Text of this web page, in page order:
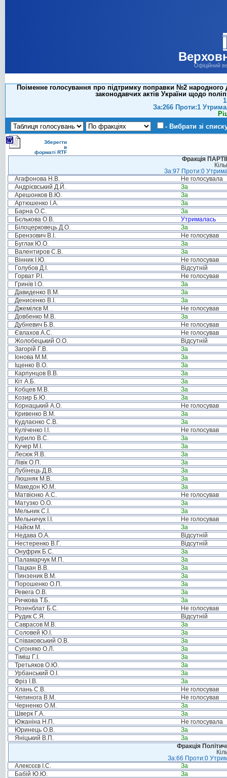
Офіційний
Поіменне голосування про підтримку поправки №2
законодавчих актів України щодо
За:266 Проти:1
- Вибрати зі
Зберегти
в
форматі RTF
Фракція
За:97 Проти:0
Агафонова Н.В.
Не голосувала
Андрієвський Д.Й.
За
Арешонков В.Ю.
За
Артюшенко І.А.
За
Барна О.С.
За
Бєлькова О.В.
Утрималась
Білоцерковець Д.О.
За
Брензович В.І.
Не голосував
Буглак Ю.О.
За
Валентиров С.В.
За
Вінник І.Ю.
Не голосував
Голубов Д.І.
Відсутній
Горват Р.І.
Не голосував
Гринів І.О.
За
Давиденко В.М.
За
Денисенко В.І.
За
Джемілєв М. .
Не голосував
Довбенко М.В.
За
Дубневич Б.В.
Не голосував
Євлахов А.С.
Не голосував
Жолобецький О.О.
Відсутній
Загорій Г.В.
За
Іонова М.М.
За
Іщенко В.О.
За
Карпунцов В.В.
За
Кіт А.Б.
За
Кобцев М.В.
За
Козир Б.Ю.
За
Корнацький А.О.
Не голосував
Кривенко В.М.
За
Кудлаєнко С.В.
За
Куліченко І.І.
Не голосував
Курило В.С.
За
Кучер М.І.
За
Лесюк Я.В.
За
Лівік О.П.
За
Лубінець Д.В.
За
Люшняк М.В.
За
Македон Ю.М.
За
Матвієнко А.С.
Не голосував
Матузко О.О.
За
Мельник С.І.
За
Мельничук І.І.
Не голосував
Найєм М. .
За
Недава О.А.
Відсутній
Нестеренко В.Г.
Відсутній
Онуфрик Б.С.
За
Паламарчук М.П.
За
Пацкан В.В.
За
Пинзеник В.М.
За
Порошенко О.П.
За
Ревега О.В.
За
Ричкова Т.Б.
За
Розенблат Б.С.
Не голосував
Рудик С.Я.
Відсутній
Саврасов М.В.
За
Соловей Ю.І.
За
Співаковський О.В.
За
Сугоняко О.Л.
За
Тіміш Г.І.
За
Третьяков О.Ю.
За
Урбанський О.І.
За
Фріз І.В.
За
Хлань С.В.
Не голосував
Чепинога В.М.
Не голосував
Черненко О.М.
За
Шверк Г.А.
За
Южаніна Н.П.
Не голосувала
Юринець О.В.
За
Яніцький В.П.
За
Фракція
За:66 Проти:0
Алексєєв І.С.
За
Бабій Ю.Ю.
За